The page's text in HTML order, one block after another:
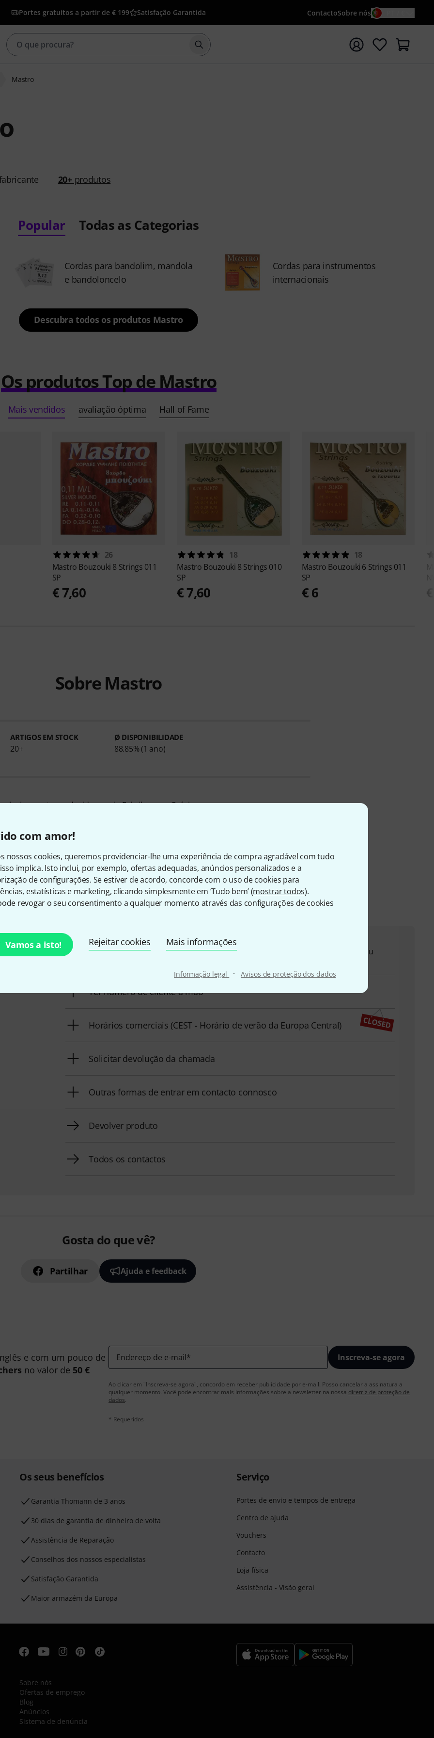
com amor!
nossos cookies, queremos providenciar-lhe uma experiência de compra agradável com tudo
implica. Isto inclui, por exemplo, ofertas adequadas, anúncios personalizados e a
de configurações. Se estiver de acordo, concorde com o uso de cookies para
estatísticas e marketing, clicando simplesmente em ‘Tudo bem’ (mostrar todos).
revogar o seu consentimento a qualquer momento através das configurações de cookies
Vamos a isto! Rejeitar cookies Mais informações
Informação legal · Avisos de proteção dos dados
Portes gratuitos a partir de € 199 Satisfação Garantida ContactoSobre nós
Iniciar pesquisa com o termo de pesquisa {searchTerm}
Mastro
20+produtos
Popular Todas as Categorias
Cordas para bandolim, mandola
e bandoloncelo
Cordas para instrumentos
internacionais
Descubra todos os produtos Mastro
Os produtos Top de Mastro
Mais vendidos avaliação óptima Hall of Fame
26
Mastro Bouzouki 8 Strings 011
SP
€ 7,60
18
Mastro Bouzouki 8 Strings 010
SP
€ 7,60
18
Mastro Bouzouki 6 Strings 011
SP
€ 6
Sobre Mastro
ARTIGOS EM STOCK
20+
Ø DISPONIBILIDADE
88.85% (1 ano)
produzidos em in Fabriken aus Grécia.
Mastro Bouzouki 8 Strings 011 SP
informações acerca do fabricante em
http://www.matsikas.gr/
como pode contactar-nos
A nossa equipa de apoio ao cliente está aqui para o ajudar com quaisquer questões ou
Ter número de cliente à mão
Horários comerciais (CEST - Horário de verão da Europa Central)
Solicitar devolução da chamada
Outras formas de entrar em contacto connosco
Devolver produto
Todos os contactos
Gosta do que vê?
Partilhar Ajuda e feedback
e com um pouco de
no valor de 50 €
Endereço de e-mail* Inscreva-se agora
Ao clicar em "Inscreva-se agora", concordo em receber publicidade por e-mail. Posso cancelar a assinatura a
qualquer momento. Você pode encontrar mais informações sobre a newsletter na nossa diretriz de proteção de
dados.
* Requeridos
Os seus benefícios
Garantia Thomann de 3 anos
30 dias de garantia de dinheiro de volta
Assistência de Reparação
Conselhos dos nossos especialistas
Satisfação Garantida
Maior armazém da Europa
Serviço
Portes de envio e tempos de entrega
Centro de ajuda
Vouchers
Contacto
Loja física
Assistência - Visão geral
Sobre nós
Ofertas de emprego
Blog
Anúncios
Sistema de denúncia